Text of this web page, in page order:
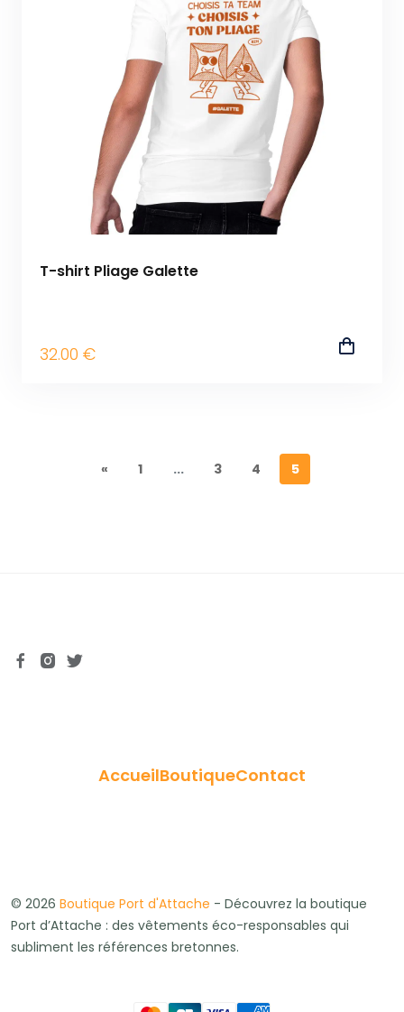
T-shirt Pliage Galette
32.00 €
« 1 ... 3 4 5
AccueilBoutiqueContact
© 2026 Boutique Port d'Attache - Découvrez la boutique
Port d’Attache : des vêtements éco-responsables qui
subliment les références bretonnes.